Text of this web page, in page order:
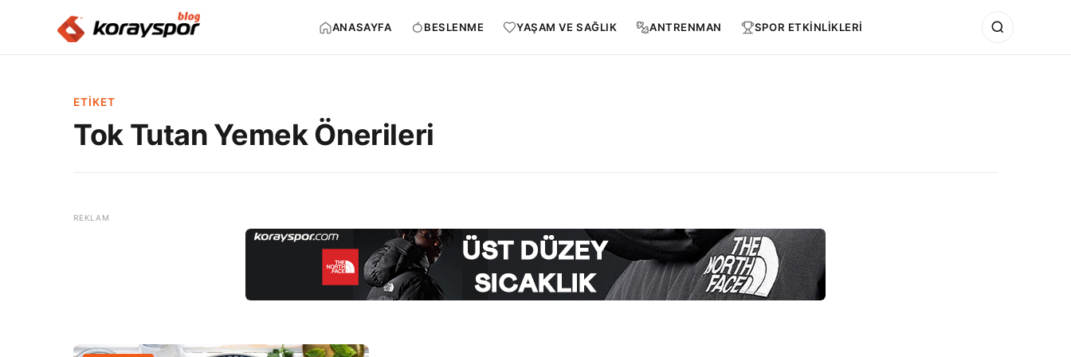
ANASAYFA BESLENME YAŞAM VE SAĞLIK ANTRENMAN SPOR ETKİNLİKLERİ
ETIKET
Tok Tutan Yemek Önerileri